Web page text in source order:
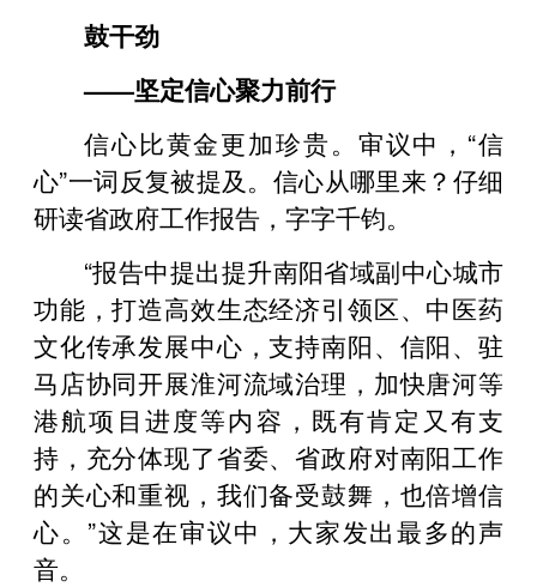
鼓干劲
——坚定信心聚力前行
信心比黄金更加珍贵。审议中，“信
心”一词反复被提及。信心从哪里来？仔细
研读省政府工作报告，字字千钧。
“报告中提出提升南阳省域副中心城市
功能，打造高效生态经济引领区、中医药
文化传承发展中心，支持南阳、信阳、驻
马店协同开展淮河流域治理，加快唐河等
港航项目进度等内容，既有肯定又有支
持，充分体现了省委、省政府对南阳工作
的关心和重视，我们备受鼓舞，也倍增信
心。”这是在审议中，大家发出最多的声
音。